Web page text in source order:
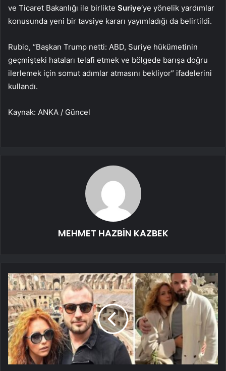
ve Ticaret Bakanlığı ile birlikte Suriye‘ye yönelik yardımlar
konusunda yeni bir tavsiye kararı yayımladığı da belirtildi.
Rubio, “Başkan Trump netti: ABD, Suriye hükümetinin
geçmişteki hataları telafi etmek ve bölgede barışa doğru
ilerlemek için somut adımlar atmasını bekliyor” ifadelerini
kullandı.
Kaynak: ANKA / Güncel
MEHMET HAZBİN KAZBEK